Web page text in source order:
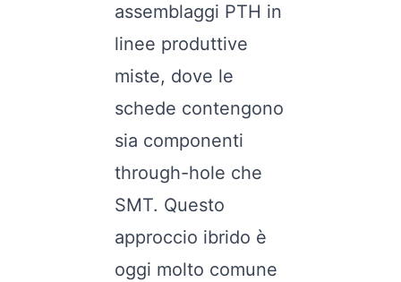
assemblaggi PTH in
linee produttive
miste, dove le
schede contengono
sia componenti
through-hole che
SMT. Questo
approccio ibrido è
oggi molto comune